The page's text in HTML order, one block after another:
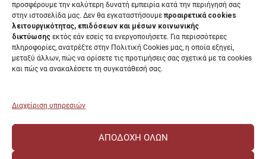
προσφέρουμε την καλύτερη δυνατή εμπειρία κατά την περιήγησή σας
στην ιστοσελίδα μας. Δεν θα εγκαταστήσουμε προαιρετικά cookies
λειτουργικότητας, επιδόσεων και μέσων κοινωνικής
δικτύωσης εκτός εάν εσείς τα ενεργοποιήσετε. Για περισσότερες
πληροφορίες, ανατρέξτε στην Πολιτική Cookies μας, η οποία εξηγεί,
μεταξύ άλλων, πώς να ορίσετε τις προτιμήσεις σας σχετικά με τα cookies
και πώς να ανακαλέσετε τη συγκατάθεσή σας.
Διαχείριση υπηρεσιών
ΑΠΟΔΟΧΉ ΌΛΩΝ
Συνεδριάσεις Συγκλήτου
Συνεδριάσεις Συμβουλίου Διοίκησης
EUNICoast European University